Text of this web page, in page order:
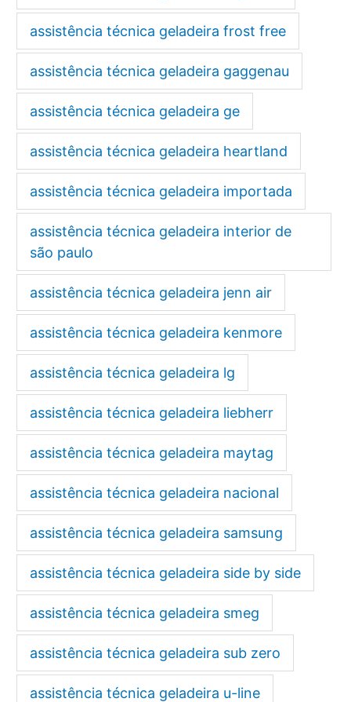
assistência técnica geladeira frost free
assistência técnica geladeira gaggenau
assistência técnica geladeira ge
assistência técnica geladeira heartland
assistência técnica geladeira importada
assistência técnica geladeira interior de
são paulo
assistência técnica geladeira jenn air
assistência técnica geladeira kenmore
assistência técnica geladeira lg
assistência técnica geladeira liebherr
assistência técnica geladeira maytag
assistência técnica geladeira nacional
assistência técnica geladeira samsung
assistência técnica geladeira side by side
assistência técnica geladeira smeg
assistência técnica geladeira sub zero
assistência técnica geladeira u-line